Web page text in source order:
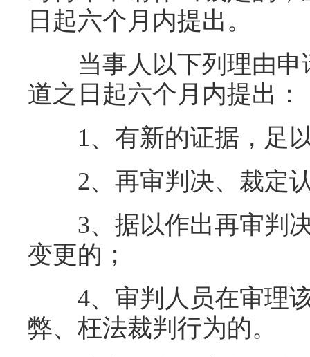
日起六个月内提出。
当事人以下列理由申
道之日起六个月内提出：
1、有新的证据，足以
2、再审判决、裁定认
3、据以作出再审判决
变更的；
4、审判人员在审理该
弊、枉法裁判行为的。